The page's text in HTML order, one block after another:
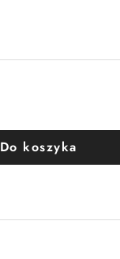
Do koszyka